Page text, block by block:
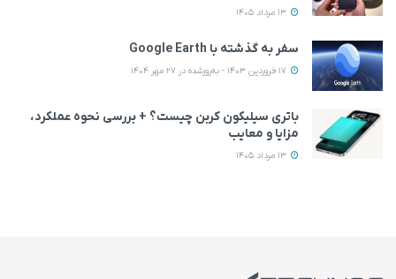
سفر به گذشته با Google Earth
باتری سیلیکون کربن چیست؟ + بررسی نحوه عملکرد،
مزایا و معایب